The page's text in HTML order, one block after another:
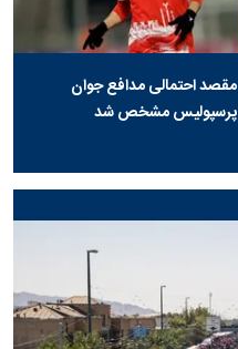
مقصد احتمالی مدافع جوان
پرسپولیس مشخص شد